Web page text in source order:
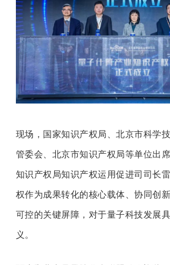
心
GAIR
专
爱
搞
现场，国家知识产权局、北京市科学
管委会、北京市知识产权局等单位出
知识产权局知识产权运用促进司司长
权作为成果转化的核心载体、协同创
可控的关键屏障，对于量子科技发展
义。